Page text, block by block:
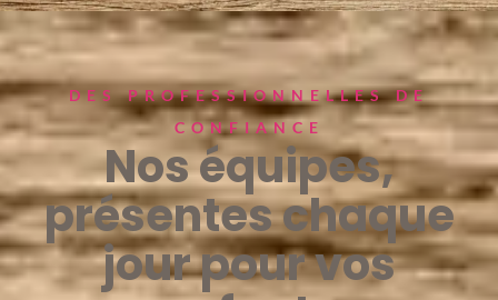
DES PROFESSIONNELLES DE
CONFIANCE
Nos équipes,
présentes chaque
jour pour vos